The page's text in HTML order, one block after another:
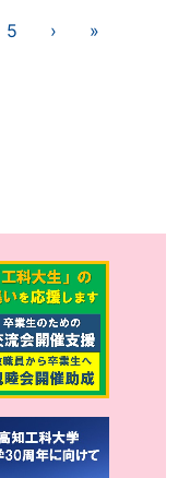
5 › »